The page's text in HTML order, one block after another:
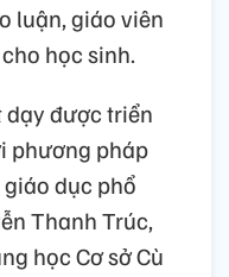
luận, giáo viên
học sinh.
được triển
phương pháp
dục phổ
Thanh Trúc,
học Cơ sở Cù